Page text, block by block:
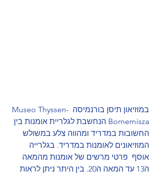
במוזיאון תיסן בורנמיסה  Museo Thyssen-
Bornemisza הנחשבת לגלריית אומנות בין
החשובות במדריד ומהווה צלע במשולש
המוזיאונים לאומנות במדריד. בגלרייה
אוסף  פרטי מרשים של אומנות מהמאה
ה13 עד המאה ה20. בין היתר ניתן לראות